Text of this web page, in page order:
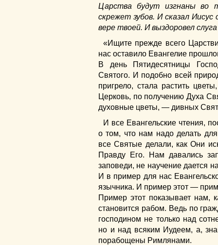
Царства будут изгнаны
скрежет зубов. И сказал
вере твоей. И выздоровел
«Ищите прежде всего
нас оставило Евангелие
В день Пятидесятницы
Святого. И подобно всей
пригрело, стала растить
Церковь, по получению Духа
духовные цветы, — дивных
И все Евангельские чтения,
о том, что нам надо делать
все Святые делали, как Они
Правду Его. Нам давались
заповеди, не научение дается
И в пример для нас
язычника. И пример этот —
Пример этот показывает нам,
становится рабом. Ведь по
господином не только над
но и над всяким Иудеем, а,
порабощены Римлянами.